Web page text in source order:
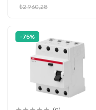
₺2.960,28
-75%